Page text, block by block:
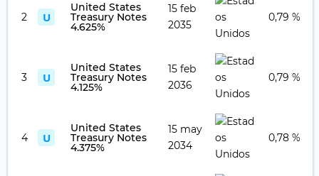
2 U
United States
Treasury Notes
4.625%
15 feb
2035
0,79 %
3 U
United States
Treasury Notes
4.125%
15 feb
2036
0,79 %
4 U
United States
Treasury Notes
4.375%
15 may
2034
0,78 %